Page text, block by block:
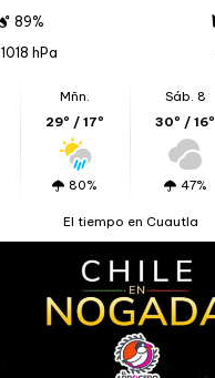
89%
1018 hPa
Mñn.
29º / 17º
80%
Sáb. 8
30º / 16º
47%
El tiempo en Cuautla